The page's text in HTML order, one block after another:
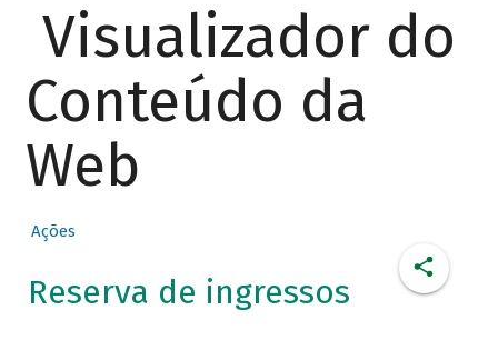
Visualizador do
Conteúdo da
Web
Ações
Reserva de ingressos